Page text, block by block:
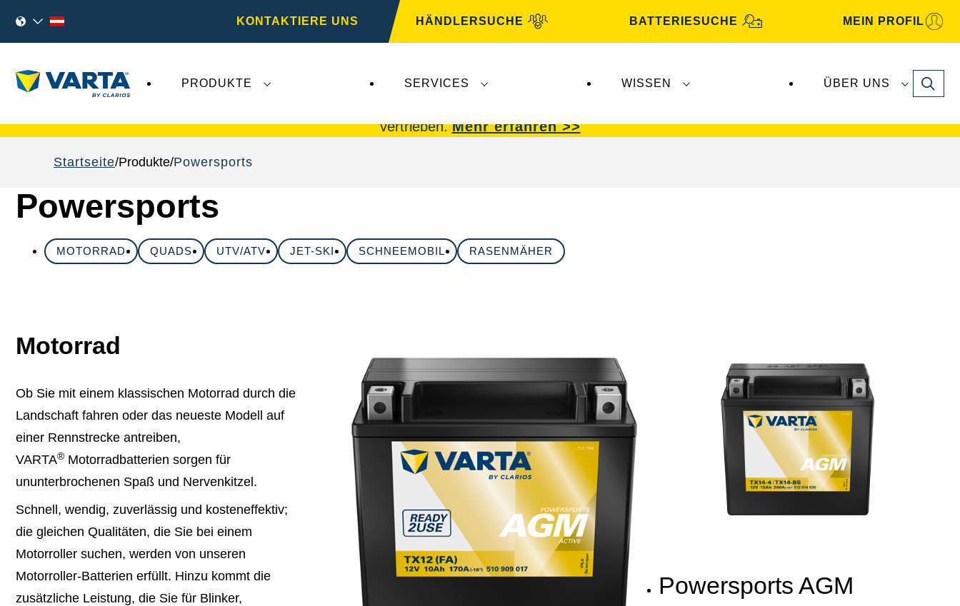
KONTAKTIERE UNS HÄNDLERSUCHE BATTERIESUCHE MEIN PROFIL
PRODUKTE SERVICES WISSEN ÜBER UNS Search
vertrieben.Mehr erfahren >>
Startseite Produkte Powersports
Powersports
MOTORRAD QUADS UTV/ATV JET-SKI SCHNEEMOBIL RASENMÄHER
Motorrad
Ob Sie mit einem klassischen Motorrad durch die
Landschaft fahren oder das neueste Modell auf
einer Rennstrecke antreiben,
VARTA® Motorradbatterien sorgen für
ununterbrochenen Spaß und Nervenkitzel.
Schnell, wendig, zuverlässig und kosteneffektiv;
die gleichen Qualitäten, die Sie bei einem
Motorroller suchen, werden von unseren
Motorroller-Batterien erfüllt. Hinzu kommt die
zusätzliche Leistung, die Sie für Blinker,
Powersports AGM